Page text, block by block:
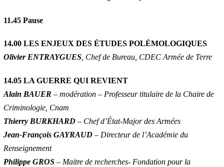
11.45 Pause
14.00 LES ENJEUX DES ÉTUDES POLÉMOLOGIQUES
Olivier ENTRAYGUES, Chef de Bureau, CDEC Armée de Terre
14.05 LA GUERRE QUI REVIENT
Alain BAUER – modération – Professeur titulaire de la Chaire de
Criminologie, Cnam
Thierry BURKHARD – Chef d’État-Major des Armées
Jean-François GAYRAUD – Directeur de l’Académie du
Renseignement
Philippe GROS – Maitre de recherches- Fondation pour la